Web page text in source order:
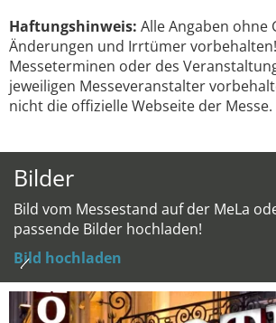
Haftungshinweis: Alle Angaben ohne
Änderungen und Irrtümer
Messeterminen oder des
jeweiligen Messeveranstalter
nicht die offizielle Webseite der Messe.
Bilder
Bild vom Messestand auf der MeLa
passende Bilder hochladen!
Bild hochladen